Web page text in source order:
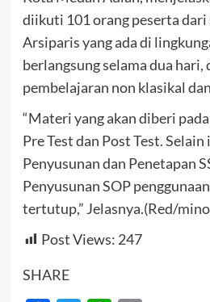
diikuti 101 orang peserta dari
Arsiparis yang ada di
berlangsung selama dua hari,
pembelajaran non klasikal
“Materi yang akan diberi
Pre Test dan Post Test.
Penyusunan dan Penetapan
Penyusunan SOP
tertutup,” Jelasnya.(Red/
Post Views: 247
SHARE